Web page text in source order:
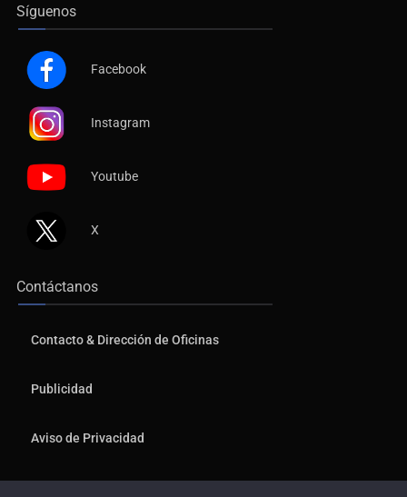
Síguenos
Facebook
Instagram
Youtube
X
Contáctanos
Contacto & Dirección de Oficinas
Publicidad
Aviso de Privacidad